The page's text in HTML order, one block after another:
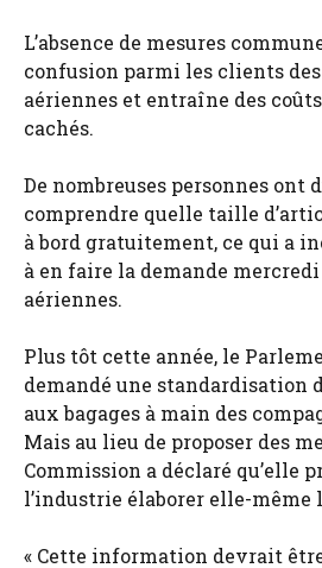
L’absence de mesures
confusion parmi les clients
aériennes et entraîne des
cachés.
De nombreuses personnes ont
comprendre quelle taille
à bord gratuitement, ce qui a
à en faire la demande
aériennes.
Plus tôt cette année, le
demandé une standardisation
aux bagages à main des
Mais au lieu de proposer des
Commission a déclaré qu’elle
l’industrie élaborer elle-même
« Cette information devrait